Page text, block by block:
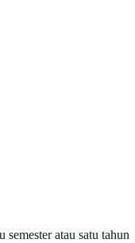
atau satu tahun